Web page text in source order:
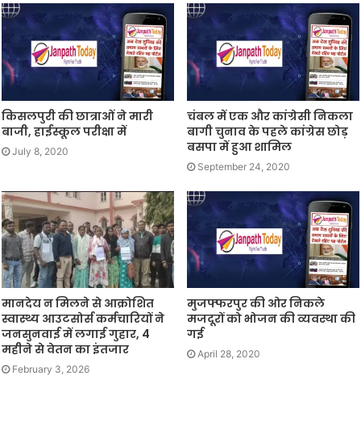
किसलपुरी की छात्राओं ने मारी
बाजी, हाईस्कूल परीक्षा में
July 8, 2020
चंबल में एक और कांग्रेसी निकला
बागी चुनाव के पहले कांग्रेस छोड़
बसपा में हुआ शामिल
September 24, 2020
मानदेय न मिलने से आक्रोशित
स्वास्थ्य आउटसोर्स कर्मचारियों ने
जनसुनवाई में लगाई गुहार, 4
महीने से वेतन का इंतजार
February 3, 2026
मुजफ्फरपुर की ओर निकले
मजदूरों को भोजन की व्यवस्था की
गई
April 28, 2020